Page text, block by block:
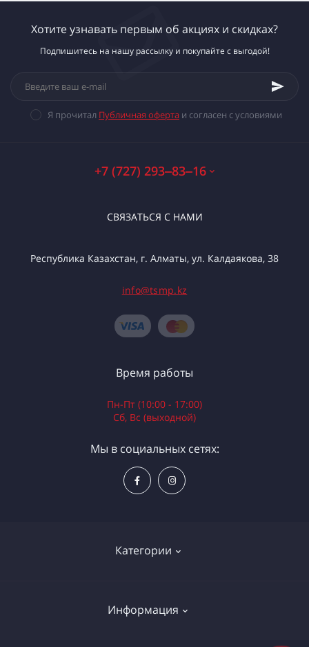
Хотите узнавать первым об акциях и скидках?
Подпишитесь на нашу рассылку и покупайте с выгодой!
Я прочитал Публичная оферта и согласен с условиями
+7 (727) 293‒83‒16
СВЯЗАТЬСЯ С НАМИ
Республика Казахстан, г. Алматы, ул. Калдаякова, 38
info@tsmp.kz
Категории
Электроинструменты
Информация
Время работы
Пн-Пт (10:00 - 17:00)
Сб, Вс (выходной)
Мы в социальных сетях: